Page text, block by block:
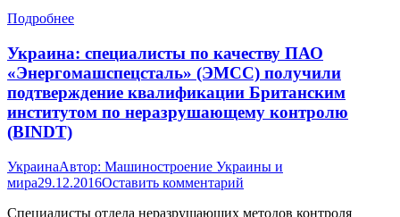
Подробнее
Украина: специалисты по качеству ПАО
«Энергомашспецсталь» (ЭМСС) получили
подтверждение квалификации Британским
институтом по неразрушающему контролю
(BINDT)
УкраинаАвтор: Машиностроение Украины и
мира29.12.2016Оставить комментарий
Специалисты отдела неразрушающих методов контроля